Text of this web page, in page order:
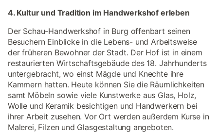
4. Kultur und Tradition im Handwerkshof erleben
Der Schau-Handwerkshof in Burg offenbart seinen
Besuchern Einblicke in die Lebens- und Arbeitsweise
der früheren Bewohner der Stadt. Der Hof ist in einem
restaurierten Wirtschaftsgebäude des 18. Jahrhunderts
untergebracht, wo einst Mägde und Knechte ihre
Kammern hatten. Heute können Sie die Räumlichkeiten
samt Möbeln sowie viele Kunstwerke aus Glas, Holz,
Wolle und Keramik besichtigen und Handwerkern bei
ihrer Arbeit zusehen. Vor Ort werden außerdem Kurse in
Malerei, Filzen und Glasgestaltung angeboten.